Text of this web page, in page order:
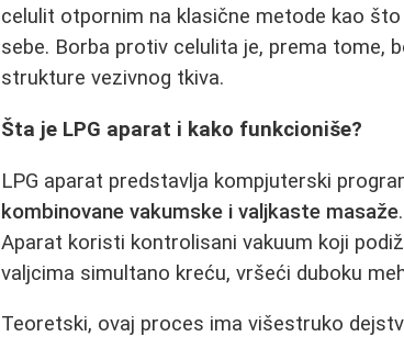
celulit otpornim na klasične metode kao što
sebe. Borba protiv celulita je, prema tome,
strukture vezivnog tkiva.
Šta je LPG aparat i kako funkcioniše?
LPG aparat predstavlja kompjuterski
kombinovane vakumske i valjkaste masaže
Aparat koristi kontrolisani vakuum koji
valjcima simultano kreću, vršeći duboku
Teoretski, ovaj proces ima višestruko